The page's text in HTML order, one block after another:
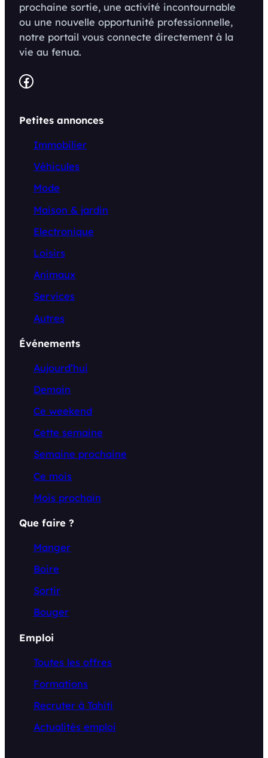
prochaine sortie, une activité incontournable
ou une nouvelle opportunité professionnelle,
notre portail vous connecte directement à la
vie au fenua.
Facebook
Petites annonces
Immobilier
Véhicules
Mode
Maison & jardin
Electronique
Loisirs
Animaux
Services
Autres
Événements
Aujourd’hui
Demain
Ce weekend
Cette semaine
Semaine prochaine
Ce mois
Mois prochain
Que faire ?
Manger
Boire
Sortir
Bouger
Emploi
Toutes les offres
Formations
Recruter à Tahiti
Actualités emploi